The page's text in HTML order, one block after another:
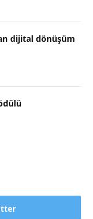
dijital dönüşüm